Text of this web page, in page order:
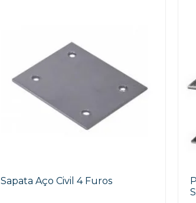
Sapata Aço Civil 4 Furos